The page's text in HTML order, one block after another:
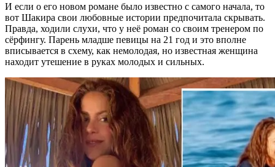
И если о его новом романе было известно с самого начала, то
вот Шакира свои любовные истории предпочитала скрывать.
Правда, ходили слухи, что у неё роман со своим тренером по
сёрфингу. Парень младше певицы на 21 год и это вполне
вписывается в схему, как немолодая, но известная женщина
находит утешение в руках молодых и сильных.